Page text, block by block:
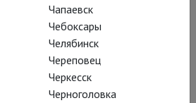
Чапаевск
Чебоксары
Челябинск
Череповец
Черкесск
Черноголовка